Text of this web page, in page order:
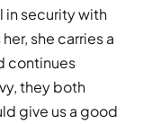
in security with
she carries a
continues
they both
give us a good